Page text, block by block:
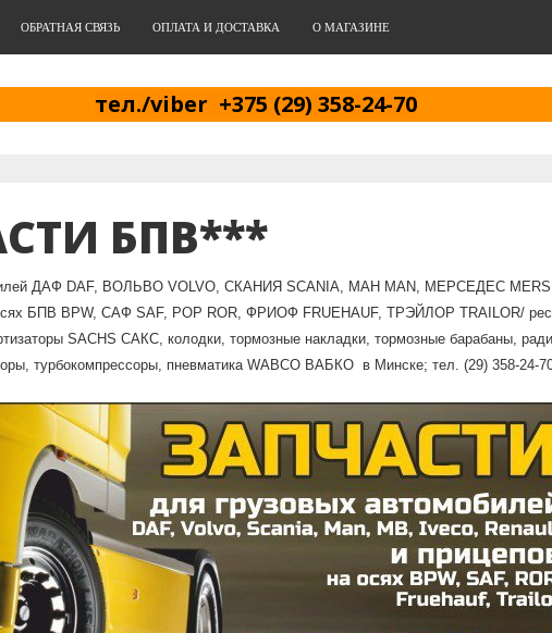
ОБРАТНАЯ СВЯЗЬ ОПЛАТА И ДОСТАВКА О МАГАЗИНЕ
тел./viber +375 (29) 358-24-70
БПВ***
ДАФ DAF, ВОЛЬВО VOLVO, СКАНИЯ SCANIA, МАН MAN, МЕРСЕДЕС
БПВ BPW, CАФ SAF, РОР ROR, ФРИОФ FRUEHAUF, ТРЭЙЛОР TRAILOR/
SACHS САКС, колодки, тормозные накладки, тормозные барабаны,
турбокомпрессоры, пневматика WABCO ВАБКО в Минске; тел. (29) 358-24-